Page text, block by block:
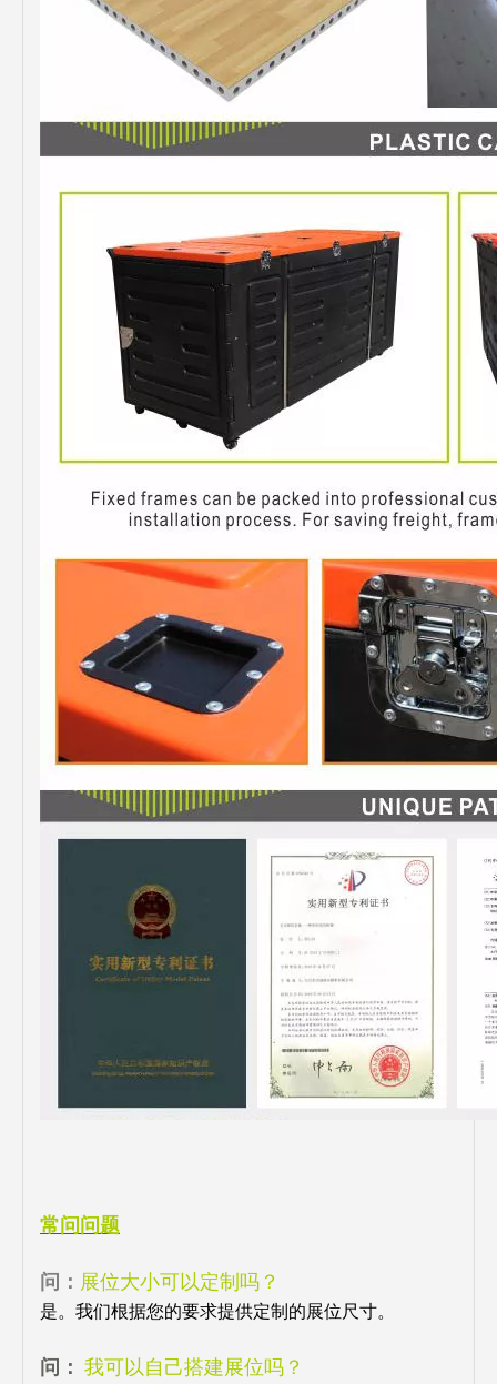
常问问题
问： 展位大小可以定制吗？
是。我们根据您的要求提供定制的展位尺寸。
问： 我可以自己搭建展位吗？